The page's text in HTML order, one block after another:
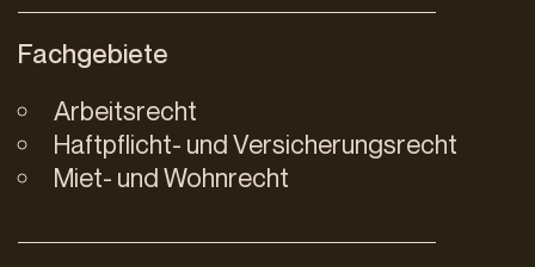
Fachgebiete
Arbeitsrecht
Haftpflicht- und Versicherungsrecht
Miet- und Wohnrecht